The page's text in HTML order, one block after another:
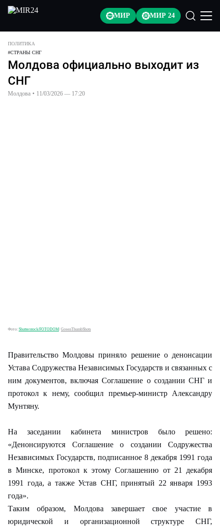
МИР МИР 24
ПОЛИТИКА
#СТРАНЫ СНГ
Молдова официально выходит из
СНГ
Молдова • 11/03/2026 — 17:20
Фото: Shutterstock/FOTODOM/ GreenThumbShots
Правительство Молдовы приняло решение о денонсации
Устава Содружества Независимых Государств и связанных с
ним документов, включая Соглашение о создании СНГ и
протокол к нему, сообщил премьер-министр Александру
Мунтяну.
На заседании кабинета министров было решено:
«Денонсируются Соглашение о создании Содружества
Независимых Государств, подписанное 8 декабря 1991 года
в Минске, протокол к этому Соглашению от 21 декабря
1991 года, а также Устав СНГ, принятый 22 января 1993
года».
Таким образом, Молдова завершает свое участие в
юридической и организационной структуре СНГ,